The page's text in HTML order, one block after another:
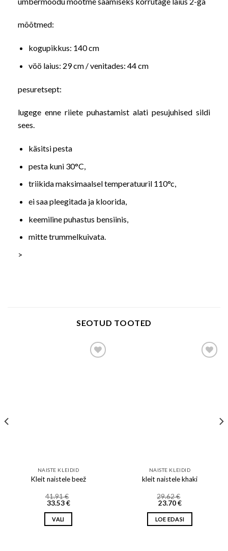
mõõtmed:
kogupikkus: 140 cm
vöö laius: 29 cm / venitades: 44 cm
pesuretsept:
lugege enne riiete puhastamist alati pesujuhised sildi
sees.
käsitsi pesta
pesta kuni 30°C,
triikida maksimaalsel temperatuuril 110°c,
ei saa pleegitada ja kloorida,
keemiline puhastus bensiinis,
mitte trummelkuivata.
>
SEOTUD TOOTED
NAISTE KLEIDID
Kleit naistele beež
41.91€
33.53€
VALI
NAISTE KLEIDID
kleit naistele khaki
29.62€
23.70€
LOE EDASI